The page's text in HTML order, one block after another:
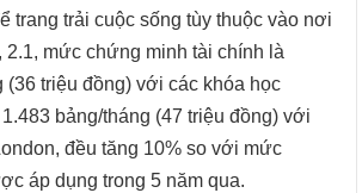
trang trải cuộc sống tùy thuộc vào nơi
2.1, mức chứng minh tài chính là
(36 triệu đồng) với các khóa học
bảng/tháng (47 triệu đồng) với
đều tăng 10% so với mức
áp dụng trong 5 năm qua.